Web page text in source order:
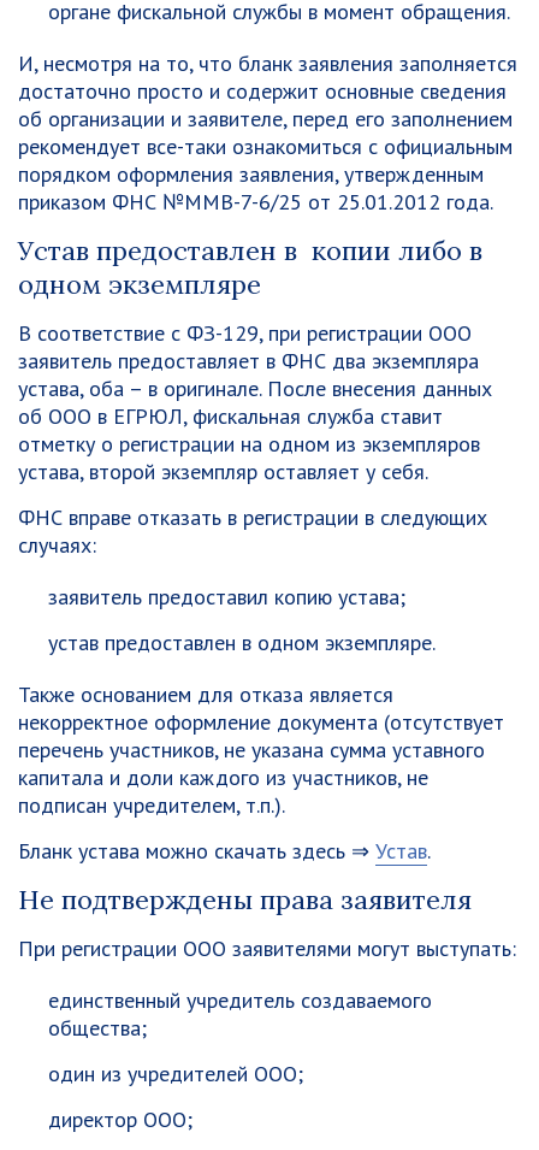
органе фискальной службы в момент обращения.
И, несмотря на то, что бланк заявления заполняется
достаточно просто и содержит основные сведения
об организации и заявителе, перед его заполнением
рекомендует все-таки ознакомиться с официальным
порядком оформления заявления, утвержденным
приказом ФНС №ММВ-7-6/25 от 25.01.2012 года.
Устав предоставлен в копии либо в
одном экземпляре
В соответствие с ФЗ-129, при регистрации ООО
заявитель предоставляет в ФНС два экземпляра
устава, оба – в оригинале. После внесения данных
об ООО в ЕГРЮЛ, фискальная служба ставит
отметку о регистрации на одном из экземпляров
устава, второй экземпляр оставляет у себя.
ФНС вправе отказать в регистрации в следующих
случаях:
заявитель предоставил копию устава;
устав предоставлен в одном экземпляре.
Также основанием для отказа является
некорректное оформление документа (отсутствует
перечень участников, не указана сумма уставного
капитала и доли каждого из участников, не
подписан учредителем, т.п.).
Бланк устава можно скачать здесь ⇒ Устав.
Не подтверждены права заявителя
При регистрации ООО заявителями могут выступать:
единственный учредитель создаваемого
общества;
один из учредителей ООО;
директор ООО;